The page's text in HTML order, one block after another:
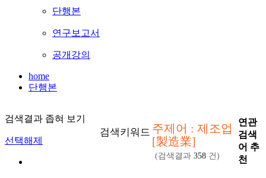
단행본
연구보고서
공개강의
home
단행본
검색결과 좁혀 보기
선택해제
검색키워드 주제어 : 제조업
[製造業]
(검색결과 358 건)
연관
검색
어 추
천